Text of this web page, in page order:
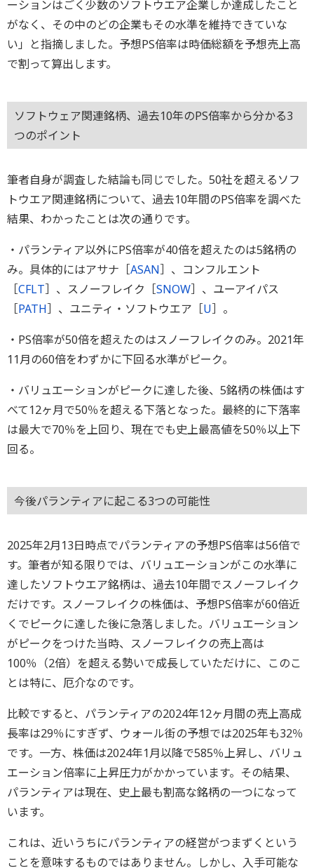
ーションはごく少数のソフトウエア企業しか達成したこと
がなく、その中のどの企業もその水準を維持できていな
い」と指摘しました。予想PS倍率は時価総額を予想売上高
で割って算出します。
ソフトウェア関連銘柄、過去10年のPS倍率から分かる3
つのポイント
筆者自身が調査した結論も同じでした。50社を超えるソフ
トウエア関連銘柄について、過去10年間のPS倍率を調べた
結果、わかったことは次の通りです。
・パランティア以外にPS倍率が40倍を超えたのは5銘柄の
み。具体的にはアサナ［ASAN］、コンフルエント
［CFLT］、スノーフレイク［SNOW］、ユーアイパス
［PATH］、ユニティ・ソフトウエア［U］。
・PS倍率が50倍を超えたのはスノーフレイクのみ。2021年
11月の60倍をわずかに下回る水準がピーク。
・バリュエーションがピークに達した後、5銘柄の株価はす
べて12ヶ月で50％を超える下落となった。最終的に下落率
は最大で70％を上回り、現在でも史上最高値を50％以上下
回る。
今後パランティアに起こる3つの可能性
2025年2月13日時点でパランティアの予想PS倍率は56倍で
す。筆者が知る限りでは、バリュエーションがこの水準に
達したソフトウエア銘柄は、過去10年間でスノーフレイク
だけです。スノーフレイクの株価は、予想PS倍率が60倍近
くでピークに達した後に急落しました。バリュエーション
がピークをつけた当時、スノーフレイクの売上高は
100％（2倍）を超える勢いで成長していただけに、このこ
とは特に、厄介なのです。
比較ですると、パランティアの2024年12ヶ月間の売上高成
長率は29％にすぎず、ウォール街の予想では2025年も32％
です。一方、株価は2024年1月以降で585％上昇し、バリュ
エーション倍率に上昇圧力がかかっています。その結果、
パランティアは現在、史上最も割高な銘柄の一つになって
います。
これは、近いうちにパランティアの経営がつまずくという
ことを意味するものではありません。しかし、入手可能な